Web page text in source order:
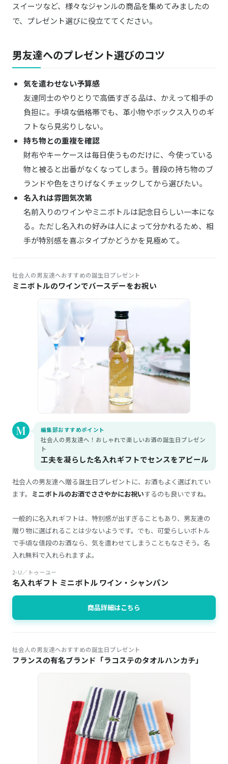
スイーツなど、様々なジャンルの商品を集めてみましたの
で、プレゼント選びに役立ててください。
男友達へのプレゼント選びのコツ
気を遣わせない予算感
友達同士のやりとりで高価すぎる品は、かえって相手の
負担に。手頃な価格帯でも、革小物やボックス入りのギ
フトなら見劣りしない。
持ち物との重複を確認
財布やキーケースは毎日使うものだけに、今使っている
物と被ると出番がなくなってしまう。普段の持ち物のブ
ランドや色をさりげなくチェックしてから選びたい。
名入れは雰囲気次第
名前入りのワインやミニボトルは記念日らしい一本にな
る。ただし名入れの好みは人によって分かれるため、相
手が特別感を喜ぶタイプかどうかを見極めて。
社会人の男友達へおすすめの誕生日プレゼント
ミニボトルのワインでバースデーをお祝い
編集部おすすめポイント
社会人の男友達へ！おしゃれで楽しいお酒の誕生日プレゼン
ト
工夫を凝らした名入れギフトでセンスをアピール
社会人の男友達へ贈る誕生日プレゼントに、お酒もよく選ばれてい
ます。 ミニボトルのお酒でささやかにお祝いするのも良いですね。
一般的に名入れギフトは、特別感が出すぎることもあり、男友達の
贈り物に選ばれることは少ないようです。でも、可愛らしいボトル
で手頃な値段のお酒なら、気を遣わせてしまうこともなさそう。名
入れ無料で入れられますよ。
2-U／トゥーユー
名入れギフト ミニボトル ワイン・シャンパン
商品詳細はこちら
社会人の男友達へおすすめの誕生日プレゼント
フランスの有名ブランド「ラコステのタオルハンカチ」